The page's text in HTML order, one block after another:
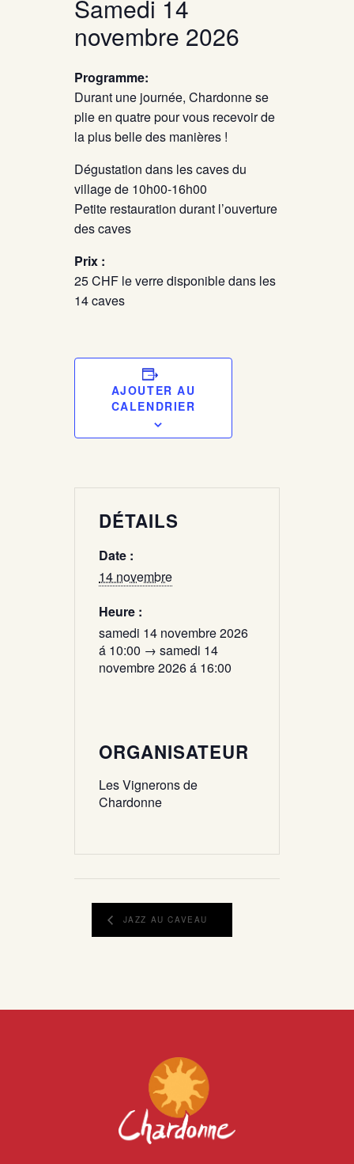
Samedi 14
novembre 2026
Programme:
Durant une journée, Chardonne se
plie en quatre pour vous recevoir de
la plus belle des manières !
Dégustation dans les caves du
village de 10h00-16h00
Petite restauration durant l’ouverture
des caves
Prix :
25 CHF le verre disponible dans les
14 caves
AJOUTER AU
CALENDRIER
DÉTAILS
Date :
14 novembre
Heure :
samedi 14 novembre 2026
á 10:00 → samedi 14
novembre 2026 á 16:00
ORGANISATEUR
Les Vignerons de
Chardonne
JAZZ AU CAVEAU